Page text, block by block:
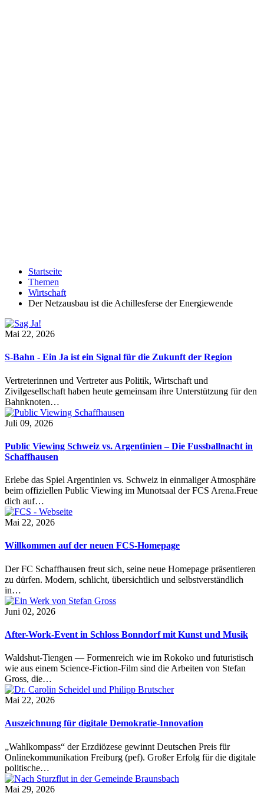
Startseite
Themen
Wirtschaft
Der Netzausbau ist die Achillesferse der Energiewende
Mai 22, 2026
S-Bahn - Ein Ja ist ein Signal für die Zukunft der Region
Vertreterinnen und Vertreter aus Politik, Wirtschaft und
Zivilgesellschaft haben heute gemeinsam ihre Unterstützung für den
Bahnknoten…
Juli 09, 2026
Public Viewing Schweiz vs. Argentinien – Die Fussballnacht in
Schaffhausen
Erlebe das Spiel Argentinien vs. Schweiz in einmaliger Atmosphäre
beim offiziellen Public Viewing im Munotsaal der FCS Arena.Freue
dich auf…
Mai 22, 2026
Willkommen auf der neuen FCS-Homepage
Der FC Schaffhausen freut sich, seine neue Homepage präsentieren
zu dürfen. Modern, schlicht, übersichtlich und selbstverständlich
in…
Juni 02, 2026
After-Work-Event in Schloss Bonndorf mit Kunst und Musik
Waldshut-Tiengen — Formenreich wie im Rokoko und futuristisch
wie aus einem Science-Fiction-Film sind die Arbeiten von Stefan
Gross, die…
Mai 22, 2026
Auszeichnung für digitale Demokratie-Innovation
„Wahlkompass“ der Erzdiözese gewinnt Deutschen Preis für
Onlinekommunikation Freiburg (pef). Großer Erfolg für die digitale
politische…
Mai 29, 2026